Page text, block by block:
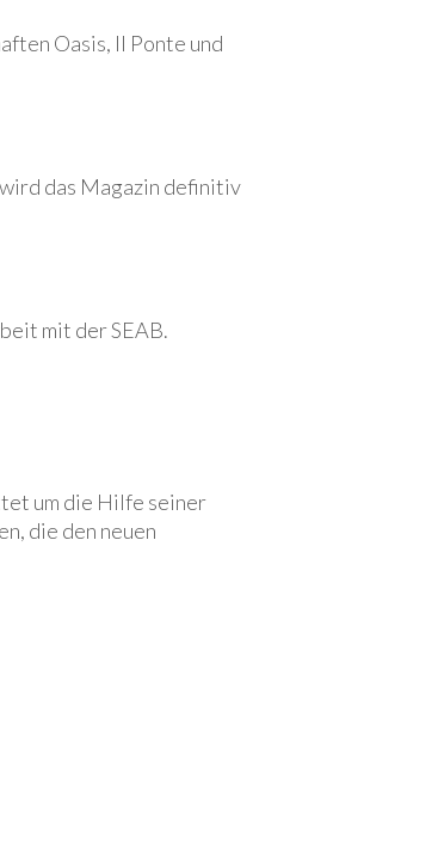
Oasis, Il Ponte und
das Magazin definitiv
mit der SEAB.
um die Hilfe seiner
die den neuen